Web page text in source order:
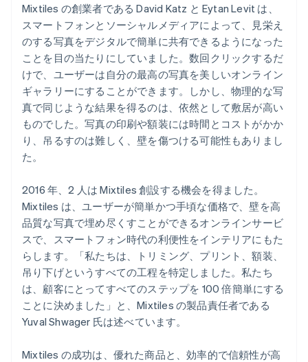
Mixtiles の創業者である David Katz と Eytan Levit は、
スマートフォンとソーシャルメディアによって、見栄え
のする写真をデジタルで簡単に共有できるようになった
ことを目の当たりにしていました。数回クリックするだ
けで、ユーザーは自分の最高の写真を美しいオンライン
ギャラリーにすることができます。しかし、物理的な写
真で同じような結果を得るのは、依然として敷居が高い
ものでした。写真の印刷や額装には時間とコストがかか
り、吊るすのは難しく、壁を傷つける可能性もありまし
た。
2016 年、2 人は Mixtiles 創設する機会を得ました。
Mixtiles は、ユーザーが簡単かつ手頃な価格で、壁を高
品質な写真で埋め尽くすことができるオンラインサービ
スで、スマートフォン時代の利便性をインテリアにもた
らします。「私たちは、トリミング、プリント、額装、
吊り下げというすべての工程を特定しました。私たち
は、顧客にとってすべてのステップを 100 倍簡単にする
ことに決めました」と、Mixtiles の製品責任者である
Yuval Shwager 氏は述べています。
Mixtiles の成功は、優れた商品と、効率的で信頼性が高